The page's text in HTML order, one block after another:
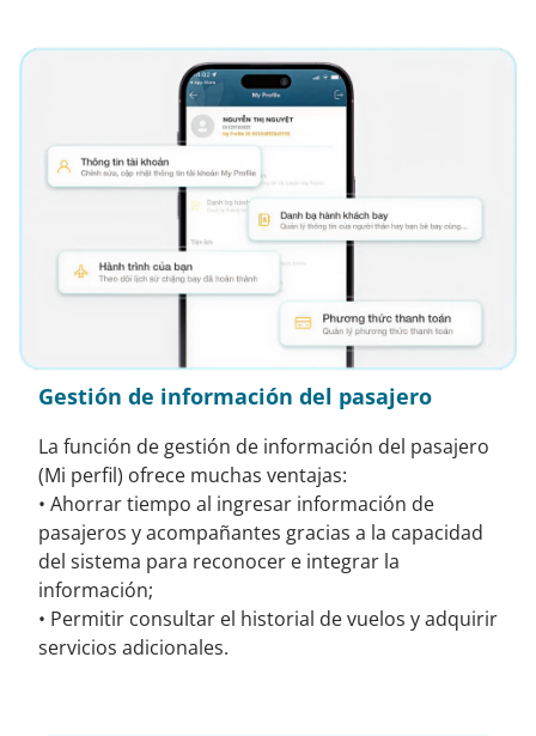
Gestión de información del pasajero
La función de gestión de información del pasajero
(Mi perfil) ofrece muchas ventajas:
• Ahorrar tiempo al ingresar información de
pasajeros y acompañantes gracias a la capacidad
del sistema para reconocer e integrar la
información;
• Permitir consultar el historial de vuelos y adquirir
servicios adicionales.